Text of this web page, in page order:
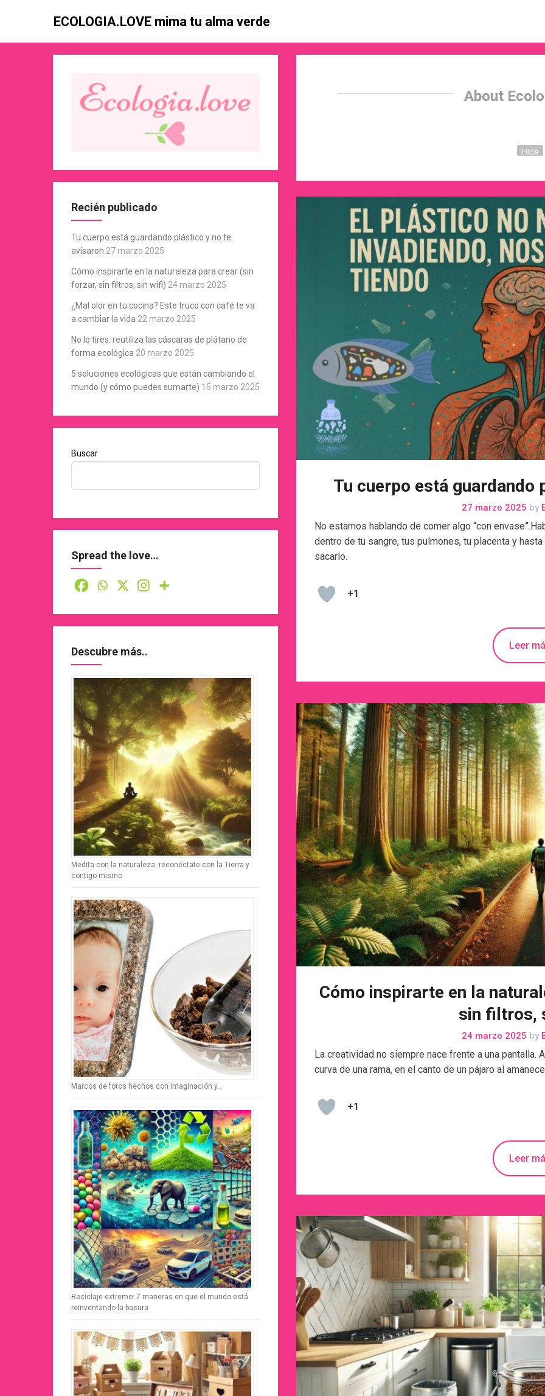
ECOLOGIA.LOVE mima tu alma verde
About
Hide
Tu cuerpo está guardando
27 marzo 2025 by
No estamos hablando de comer algo “con
dentro de tu sangre, tus pulmones, tu placenta y
sacarlo.
+1
Leer
Cómo inspirarte en la
sin filtros,
24 marzo 2025 by
La creatividad no siempre nace frente a una pantalla.
curva de una rama, en el canto de un pájaro al
+1
Leer
Recién publicado
Tu cuerpo está guardando plástico y no te
avisaron 27 marzo 2025
Cómo inspirarte en la naturaleza para crear (sin
forzar, sin filtros, sin wifi) 24 marzo 2025
¿Mal olor en tu cocina? Este truco con café te va
a cambiar la vida 22 marzo 2025
No lo tires: reutiliza las cáscaras de plátano de
forma ecológica 20 marzo 2025
5 soluciones ecológicas que están cambiando el
mundo (y cómo puedes sumarte) 15 marzo 2025
Buscar
Spread the love…
Descubre más..
Medita con la naturaleza: reconéctate con la Tierra y
contigo mismo
Marcos de fotos hechos con imaginación y…
Reciclaje extremo: 7 maneras en que el mundo está
reinventando la basura